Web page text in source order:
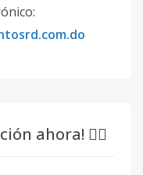
ahora! 👇🏽